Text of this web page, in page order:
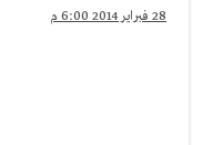
وإلتقائهما لبعضهما البعض
28 فبراير 2014 6:00 م